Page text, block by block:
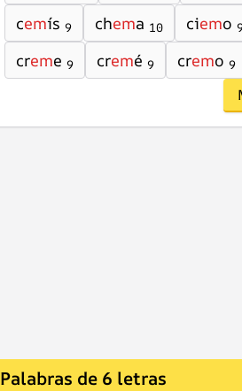
cemís 9 chema 10 ciemo
creme 9 cremé 9 cremo 9
Palabras de 6 letras